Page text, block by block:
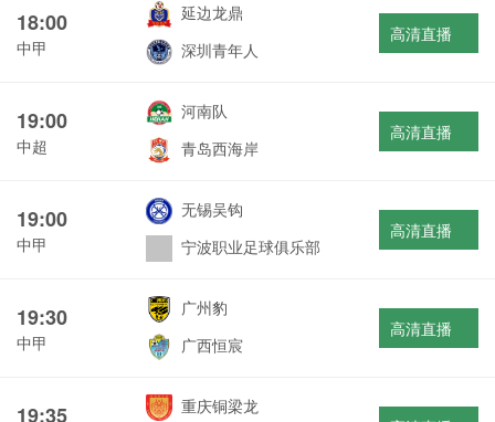
18:00
中甲
延边龙鼎
深圳青年人
高清直播
19:00
中超
河南队
青岛西海岸
高清直播
19:00
中甲
无锡吴钩
宁波职业足球俱乐部
高清直播
19:30
中甲
广州豹
广西恒宸
高清直播
19:35
重庆铜梁龙